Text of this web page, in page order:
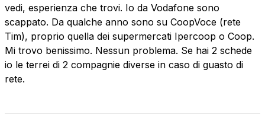
vedi, esperienza che trovi. Io da Vodafone sono
scappato. Da qualche anno sono su CoopVoce (rete
Tim), proprio quella dei supermercati Ipercoop o Coop.
Mi trovo benissimo. Nessun problema. Se hai 2 schede
io le terrei di 2 compagnie diverse in caso di guasto di
rete.